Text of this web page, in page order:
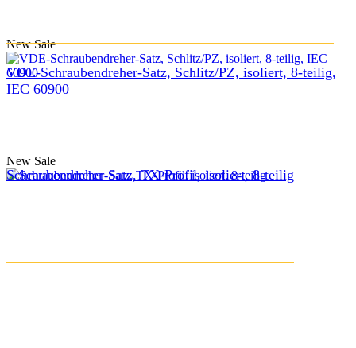
New Sale
VDE-Schraubendreher-Satz, Schlitz/PZ, isoliert, 8-teilig,
IEC 60900
New Sale
Schraubendreher-Satz, TX-Profil, isoliert, 8-teilig